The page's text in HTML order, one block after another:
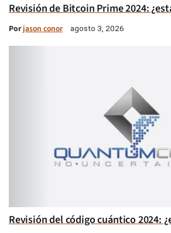
Revisión de Bitcoin Prime 2024:
Porjason conor agosto 3, 2026
Revisión del código cuántico 2024: